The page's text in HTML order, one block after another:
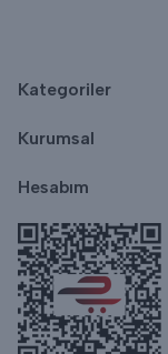
Kategoriler
Kurumsal
Hesabım